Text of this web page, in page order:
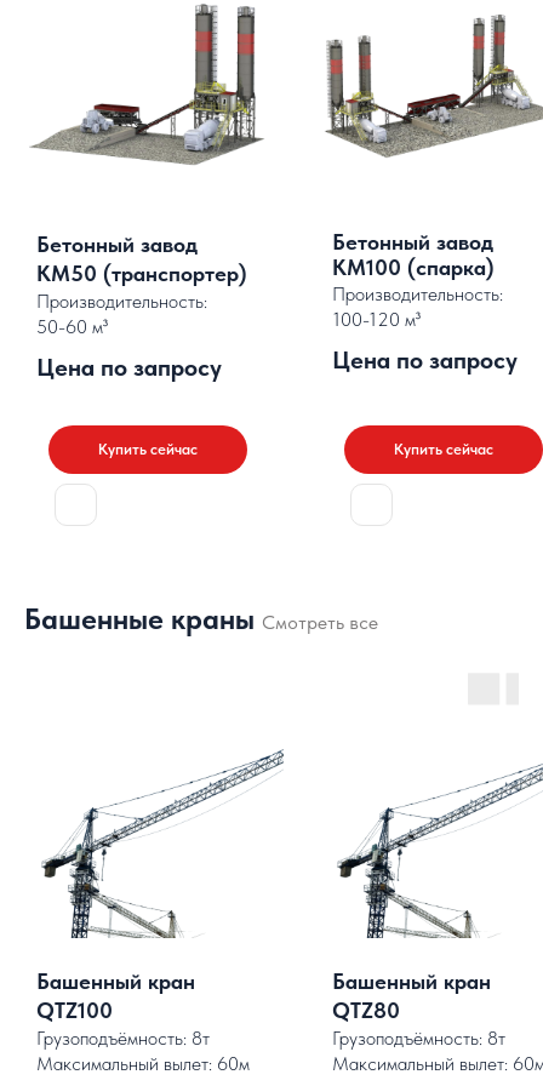
Бетонный завод
КМ50 (транспортер)
Производительность:
50-60 м³
Цена по запросу
Купить сейчас
Бетонный завод
КМ100 (спарка)
Производительность:
100-120 м³
Цена по запросу
Купить сейчас
Башенные краны Смотреть все
Башенный кран
QTZ100
Грузоподъёмность: 8т
Максимальный вылет: 60м
Башенный кран
QTZ80
Грузоподъёмность: 8т
Максимальный вылет: